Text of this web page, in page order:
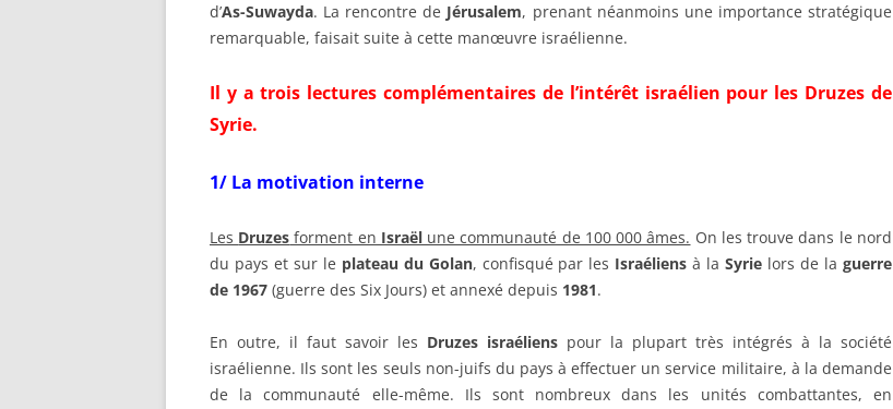
d’As-Suwayda. La rencontre de Jérusalem, prenant néanmoins une importance stratégique
remarquable, faisait suite à cette manœuvre israélienne.
Il y a trois lectures complémentaires de l’intérêt israélien pour les Druzes de
Syrie.
1/ La motivation interne
Les Druzes forment en Israël une communauté de 100 000 âmes. On les trouve dans le nord
du pays et sur le plateau du Golan, confisqué par les Israéliens à laSyrie lors de laguerre
de 1967 (guerre des Six Jours) et annexé depuis 1981.
En outre, il faut savoir les Druzes israéliens pour la plupart très intégrés à la société
israélienne. Ils sont les seuls non-juifs du pays à effectuer un service militaire, à la demande
de la communauté elle-même. Ils sont nombreux dans les unités combattantes, en